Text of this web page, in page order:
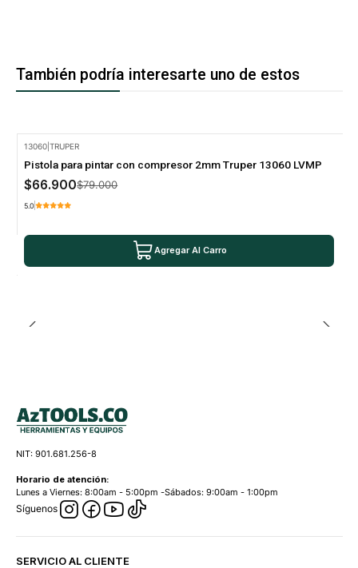
También podría interesarte uno de estos
13060 |TRUPER
Pistola para pintar con compresor 2mm Truper 13060 LVMP
$66.900$79.000
5.0
Agregar Al Carro
NIT: 901.681.256-8
Horario de atención:
Lunes a Viernes: 8:00am - 5:00pm -Sábados: 9:00am - 1:00pm
Síguenos
SERVICIO AL CLIENTE